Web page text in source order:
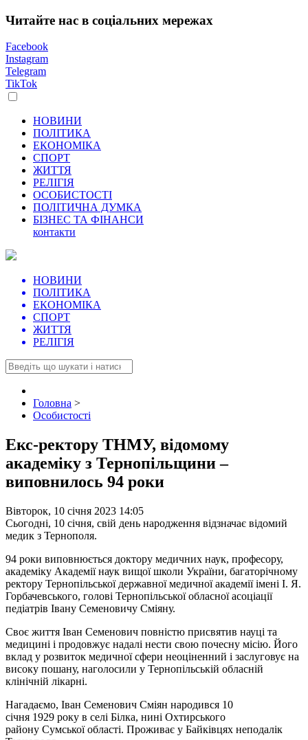
Читайте нас в соціальних мережах
Facebook
Instagram
Telegram
TikTok
НОВИНИ
ПОЛІТИКА
ЕКОНОМІКА
СПОРТ
ЖИТТЯ
РЕЛІГІЯ
ОСОБИСТОСТІ
ПОЛІТИЧНА ДУМКА
БІЗНЕС ТА ФІНАНСИ
контакти
НОВИНИ
ПОЛІТИКА
ЕКОНОМІКА
СПОРТ
ЖИТТЯ
РЕЛІГІЯ
Головна >
Особистості
Екс-ректору ТНМУ, відомому
академіку з Тернопільщини –
виповнилось 94 роки
Вівторок, 10 січня 2023 14:05
Сьогодні, 10 січня, свій день народження відзначає відомий
медик з Тернополя.
94 роки виповнюється доктору медичних наук, професору,
академіку Академії наук вищої школи України, багаторічному
ректору Тернопільської державної медичної академії імені І. Я.
Горбачевського, голові Тернопільської обласної асоціації
педіатрів Івану Семеновичу Сміяну.
Своє життя Іван Семенович повністю присвятив науці та
медицині і продовжує надалі нести свою почесну місію. Його
вклад у розвиток медичної сфери неоціненний і заслуговує на
високу пошану, наголосили у Тернопільській обласній
клінічній лікарні.
Нагадаємо, Іван Семенович Сміян народився 10
січня 1929 року в селі Білка, нині Охтирського
району Сумської області. Проживає у Байківцях неподалік